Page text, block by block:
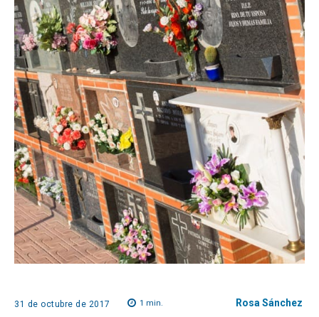
31 de octubre de 2017 1 min. Rosa Sánchez